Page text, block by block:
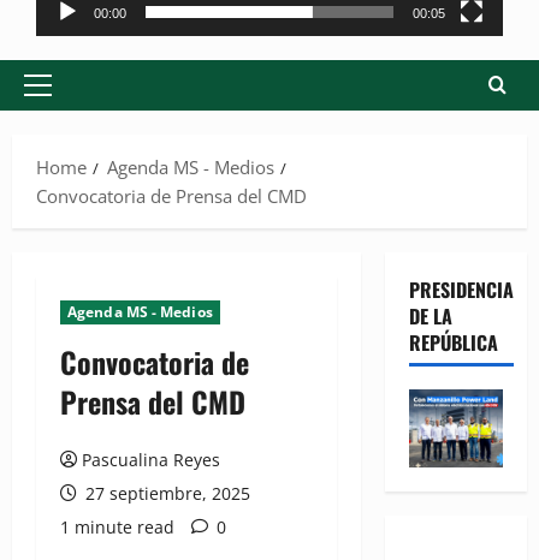
vídeo
00:00 00:05
Primary
Home
Agenda MS - Medios
Convocatoria de Prensa del CMD
Agenda MS - Medios
Convocatoria de
Prensa del CMD
Pascualina Reyes
27 septiembre, 2025
1 minute read
0
PRESIDENCIA
DE LA
REPÚBLICA